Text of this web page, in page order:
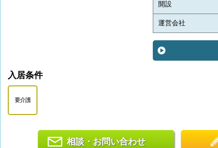
開設
運営会社
入居条件
要介護
相談・お問い合わせ